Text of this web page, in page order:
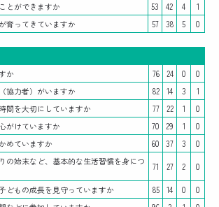
とができますか 53 42 4
1
育ってきていますか 57 38 5 0
か 76 24 0
0
協力者）がいますか 82 14 3
1
間を大切にしていますか 77 22 1
0
がけていますか 70 29 1
0
めていますか 60 37 3 0
の始末など、基本的な生活習慣を身につ
71 27 2 0
どもの成長を見守っていますか 85 14 0
0